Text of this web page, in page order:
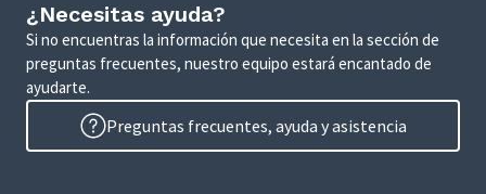
¿Necesitas ayuda?
Si no encuentras la información que necesita en la sección de
preguntas frecuentes, nuestro equipo estará encantado de
ayudarte.
Preguntas frecuentes, ayuda y asistencia